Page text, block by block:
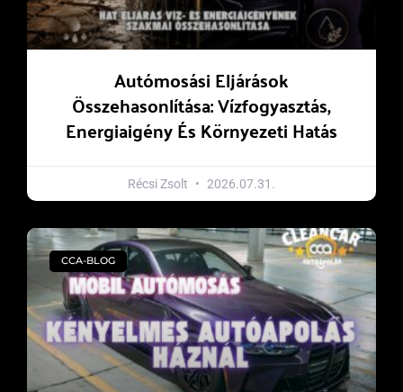
Autómosási Eljárások
Összehasonlítása: Vízfogyasztás,
Energiaigény És Környezeti Hatás
Récsi Zsolt 2026.07.31.
CCA-BLOG